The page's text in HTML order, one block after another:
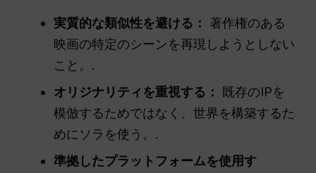
実質的な類似性を避ける： 著作権のある
映画の特定のシーンを再現しようとしない
こと。.
オリジナリティを重視する：
既存のIPを
模倣するためではなく、世界を構築するた
めにソラを使う。.
準拠したプラットフォームを使用す